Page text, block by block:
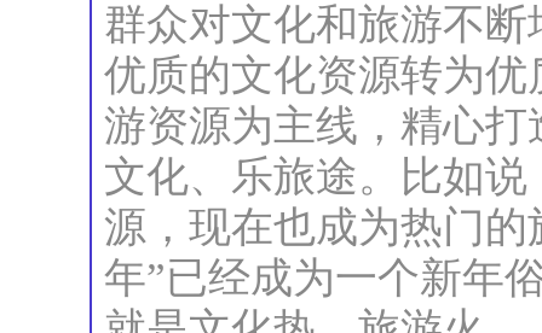
群众对文化和旅游不
优质的文化资源转为
游资源为主线，精心
文化、乐旅途。比如
源，现在也成为热门
年”已经成为一个新年